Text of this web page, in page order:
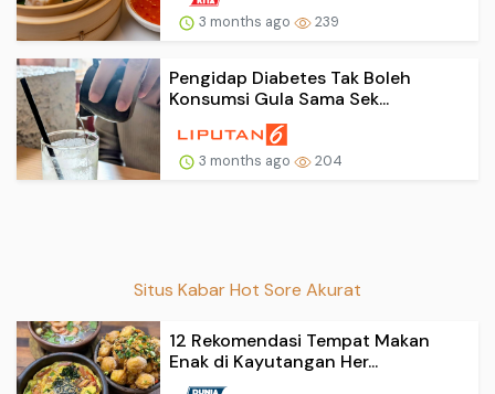
3 months ago 239
Pengidap Diabetes Tak Boleh
Konsumsi Gula Sama Sek...
3 months ago 204
Situs Kabar Hot Sore Akurat
12 Rekomendasi Tempat Makan
Enak di Kayutangan Her...